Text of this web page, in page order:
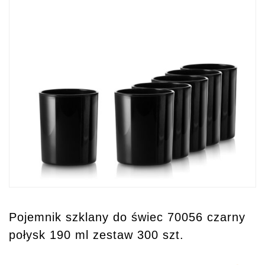
Pojemnik szklany do świec 70056 czarny
połysk 190 ml zestaw 300 szt.